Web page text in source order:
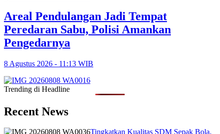
Areal Pendulangan Jadi Tempat
Peredaran Sabu, Polisi Amankan
Pengedarnya
8 Agustus 2026 - 11:13 WIB
Trending di Headline
Recent News
Tingkatkan Kualitas SDM Sepak Bola,